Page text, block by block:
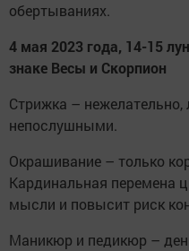
обертываниях.
4 мая 2023 года, 14-15
знаке Весы и Скорпион
Стрижка – нежелательно,
непослушными.
Окрашивание – только
Кардинальная перемена
мысли и повысит риск
Маникюр и педикюр –